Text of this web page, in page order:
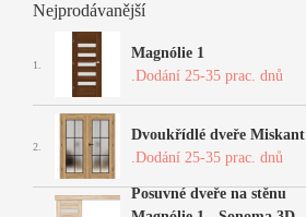
Nejprodávanější
1.
Magnólie 1
.Dodání 25-35 prac. dnů
2.
Dvoukřídlé dveře Miskant
.Dodání 25-35 prac. dnů
Posuvné dveře na stěnu